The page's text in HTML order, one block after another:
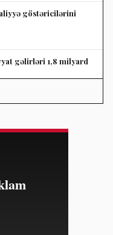
göstəricilərini
gəlirləri 1,8 milyard
və həlli yolları